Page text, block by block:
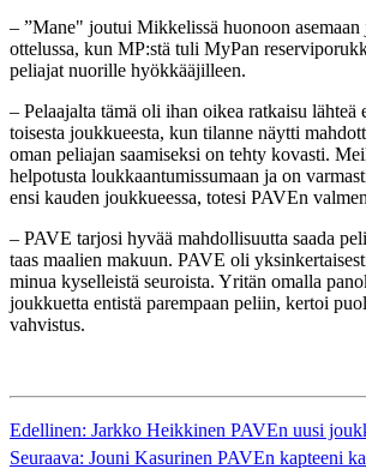
– ”Mane" joutui Mikkelissä huonoon asemaan
ottelussa, kun MP:stä tuli MyPan
peliajat nuorille hyökkääjilleen.
– Pelaajalta tämä oli ihan oikea ratkaisu lähteä
toisesta joukkueesta, kun tilanne näytti
oman peliajan saamiseksi on tehty kovasti.
helpotusta loukkaantumissumaan ja on
ensi kauden joukkueessa, totesi PAVEn
– PAVE tarjosi hyvää mahdollisuutta saada
taas maalien makuun. PAVE oli
minua kyselleistä seuroista. Yritän omalla
joukkuetta entistä parempaan peliin, kertoi
vahvistus.
Edellinen: Jarkko Heikkinen PAVEn uusi
Seuraava: Jouni Kasurinen PAVEn kapteeni